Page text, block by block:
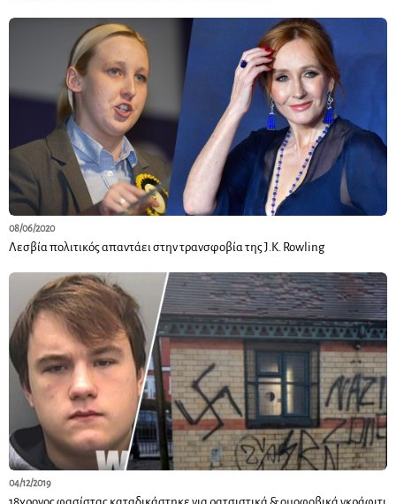
08/06/2020
Λεσβία πολιτικός απαντάει στην τρανσφοβία της J.K. Rowling
04/12/2019